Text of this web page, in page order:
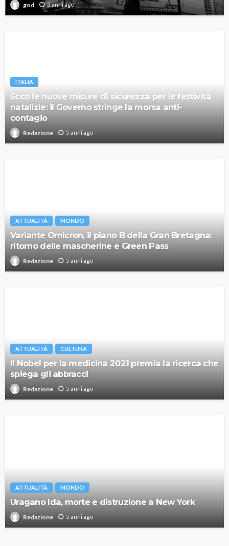
god 3 anni ago
ITALIA
Ecco le nuove misure di sicurezza per le festività
natalizie: il Governo stringe la morsa anti-
contagio
Redazione 5 anni ago
ATTUALITÀ MONDO
Variante Omicron, il piano B della Gran Bretagna:
ritorno delle mascherine e Green Pass
Redazione 5 anni ago
ATTUALITÀ CULTURA
Il Nobel per la medicina 2021 premia la ricerca che
spiega gli abbracci
Redazione 5 anni ago
ATTUALITÀ MONDO
Uragano Ida, morte e distruzione a New York
Redazione 5 anni ago